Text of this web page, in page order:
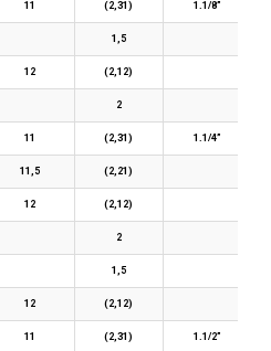
11 (2,31) 1.1/8”
1,5
12 (2,12)
2
11 (2,31) 1.1/4”
11,5 (2,21)
12 (2,12)
2
1,5
12 (2,12)
11 (2,31) 1.1/2”